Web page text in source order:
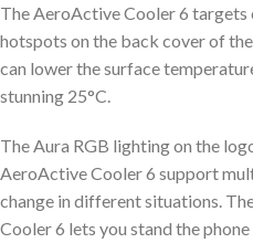
The AeroActive Cooler 6
hotspots on the back cover of
can lower the surface
stunning 25°C.
The Aura RGB lighting on the
AeroActive Cooler 6 support
change in different situations.
Cooler 6 lets you stand the